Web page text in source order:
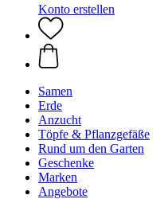
Konto erstellen
Samen
Erde
Anzucht
Töpfe & Pflanzgefäße
Rund um den Garten
Geschenke
Marken
Angebote